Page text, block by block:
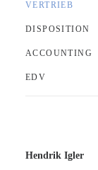
VERTRIEB
DISPOSITION
ACCOUNTING
EDV
Hendrik Igler